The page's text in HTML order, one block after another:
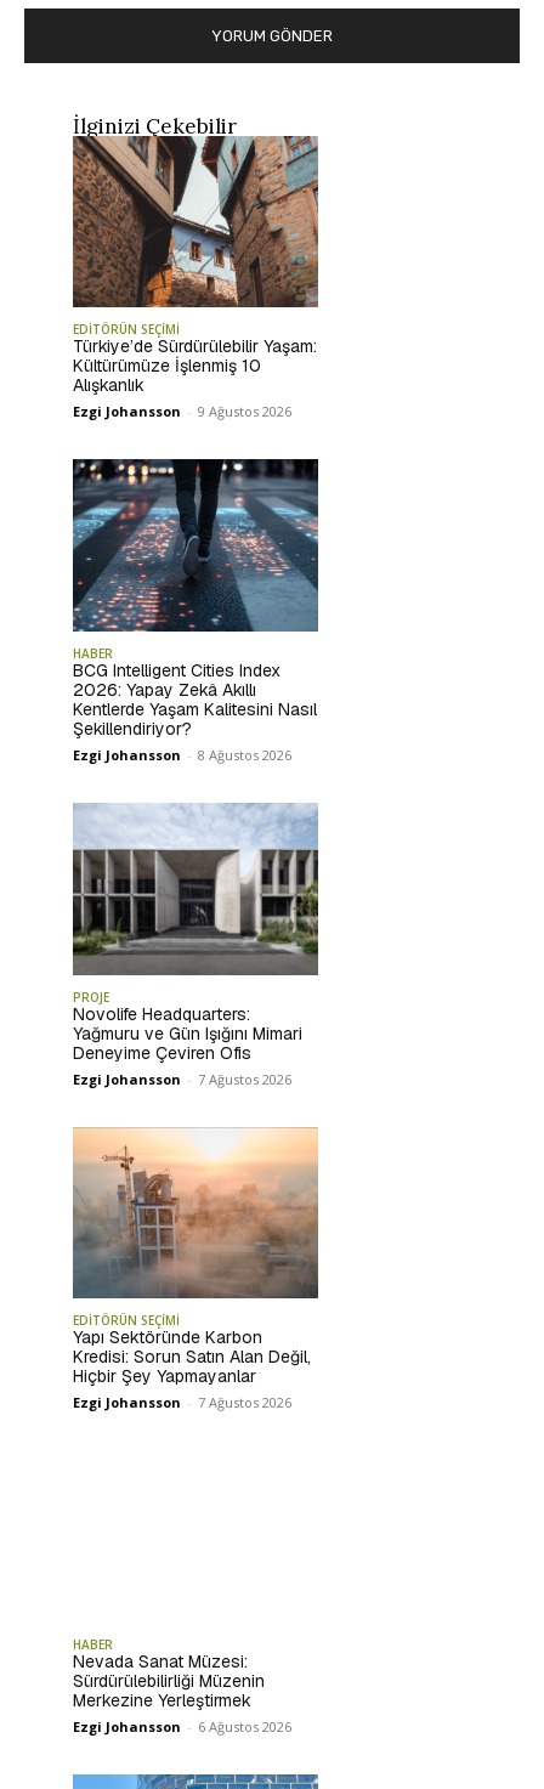
İlginizi Çekebilir
EDİTÖRÜN SEÇİMİ
Türkiye’de Sürdürülebilir Yaşam:
Kültürümüze İşlenmiş 10
Alışkanlık
Ezgi Johansson - 9 Ağustos 2026
HABER
BCG Intelligent Cities Index
2026: Yapay Zekâ Akıllı
Kentlerde Yaşam Kalitesini Nasıl
Şekillendiriyor?
Ezgi Johansson - 8 Ağustos 2026
PROJE
Novolife Headquarters:
Yağmuru ve Gün Işığını Mimari
Deneyime Çeviren Ofis
Ezgi Johansson - 7 Ağustos 2026
EDİTÖRÜN SEÇİMİ
Yapı Sektöründe Karbon
Kredisi: Sorun Satın Alan Değil,
Hiçbir Şey Yapmayanlar
Ezgi Johansson - 7 Ağustos 2026
HABER
Nevada Sanat Müzesi:
Sürdürülebilirliği Müzenin
Merkezine Yerleştirmek
Ezgi Johansson - 6 Ağustos 2026